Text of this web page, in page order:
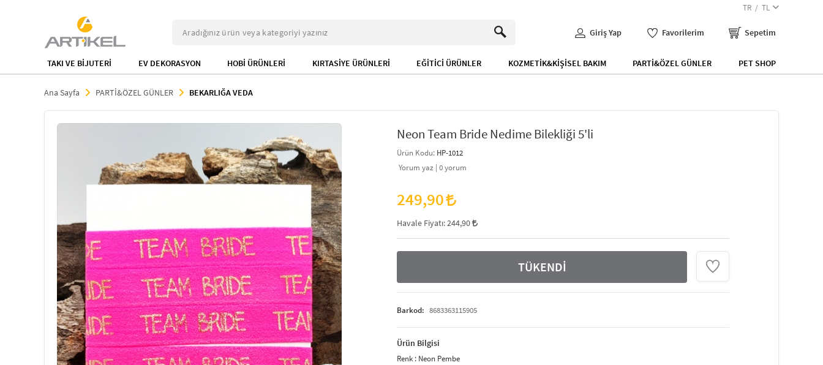
TR TL
Giriş Yap Favorilerim Sepetim
TAKI VE BİJUTERİ EV DEKORASYON HOBİ ÜRÜNLERİ KIRTASİYE ÜRÜNLERİ EĞİTİCİ ÜRÜNLER KOZMETİK&KİŞİSEL BAKIM PARTİ&ÖZEL GÜNLER PET SHOP
Ana Sayfa PARTİ&ÖZEL GÜNLER BEKARLIĞA VEDA
Neon Team Bride Nedime Bilekliği 5'li
Ürün Kodu: HP-1012
Yorum yaz | 0yorum
249,90
Havale Fiyatı:244,90
TÜKENDİ
Barkod: 8683363115905
Ürün Bilgisi
Renk : Neon Pembe